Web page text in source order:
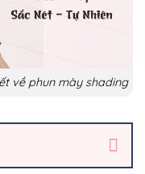
về phun mày shading